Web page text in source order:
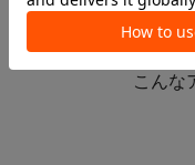
この
こんな